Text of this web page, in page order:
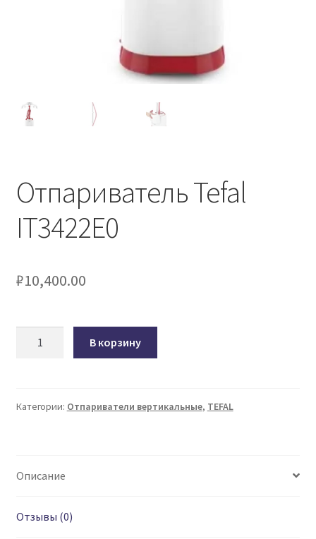
Oтпариватель Tefal
IT3422E0
₽10,400.00
IT3422E0
В корзину
Категории: Отпариватели вертикальные, TEFAL
Описание
Отзывы (0)